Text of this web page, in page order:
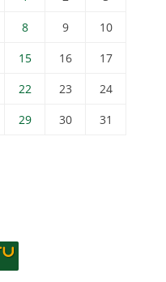
8 9
10
15 16
17
22 23
24
29 30 31